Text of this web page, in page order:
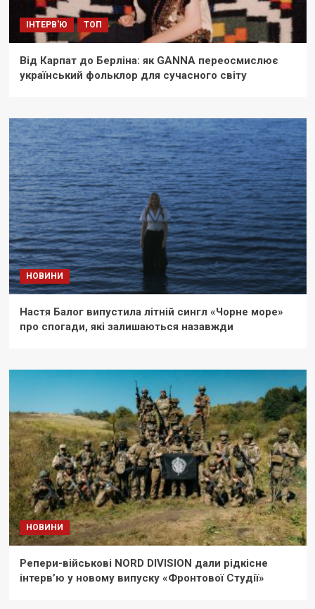
ІНТЕРВ'Ю ТОП
Від Карпат до Берліна: як GANNA переосмислює
український фольклор для сучасного світу
НОВИНИ
Настя Балог випустила літній сингл «Чорне море»
про спогади, які залишаються назавжди
НОВИНИ
Репери-військові NORD DIVISION дали рідкісне
інтерв’ю у новому випуску «Фронтової Студії»